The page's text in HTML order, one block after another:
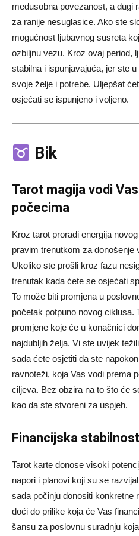
međusobna povezanost, a dugi
za ranije nesuglasice. Ako ste
mogućnost ljubavnog susreta
ozbiljnu vezu. Kroz ovaj period,
stabilna i ispunjavajuća, jer ste
svoje želje i potrebe. Uljepšat
osjećati se ispunjeno i voljeno.
Bik
Tarot magija vodi
počecima
Kroz tarot proradi energija
pravim trenutkom za donošenje
Ukoliko ste prošli kroz fazu
trenutak kada ćete se osjećati
To može biti promjena u
početak potpuno novog ciklusa.
promjene koje će u konačnici
najdubljih želja. Vi ste uvijek
sada ćete osjetiti da ste
ravnoteži, koja Vas vodi prema
ciljeva. Bez obzira na to što će
kao da ste stvoreni za uspjeh.
Financijska
Tarot karte donose visoki
napori i planovi koji su se
sada počinju donositi konkretne
doći do prilike koja će Vas
šansu za poslovnu suradnju